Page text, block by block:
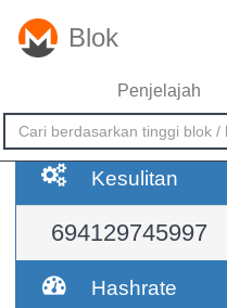
Blok
Penjelajah
Kesulitan
694129745997
Hashrate